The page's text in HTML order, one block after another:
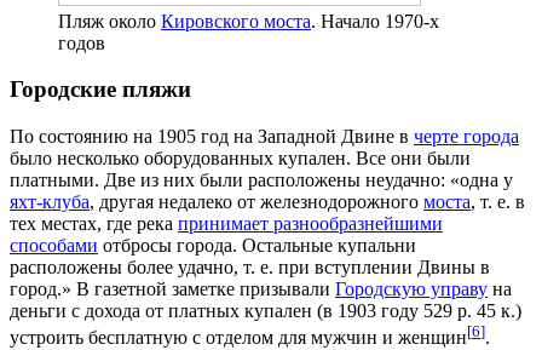
Пляж около Кировского моста. Начало 1970-х
годов
Городские пляжи
По состоянию на 1905 год на Западной Двине в черте города
было несколько оборудованных купален. Все они были
платными. Две из них были расположены неудачно: «одна у
яхт-клуба, другая недалеко от железнодорожного моста, т. е. в
тех местах, где река принимает разнообразнейшими
способами отбросы города. Остальные купальни
расположены более удачно, т. е. при вступлении Двины в
город.» В газетной заметке призывали Городскую управу на
деньги с дохода от платных купален (в 1903 году 529 р. 45 к.)
устроить бесплатную с отделом для мужчин и женщин[6].